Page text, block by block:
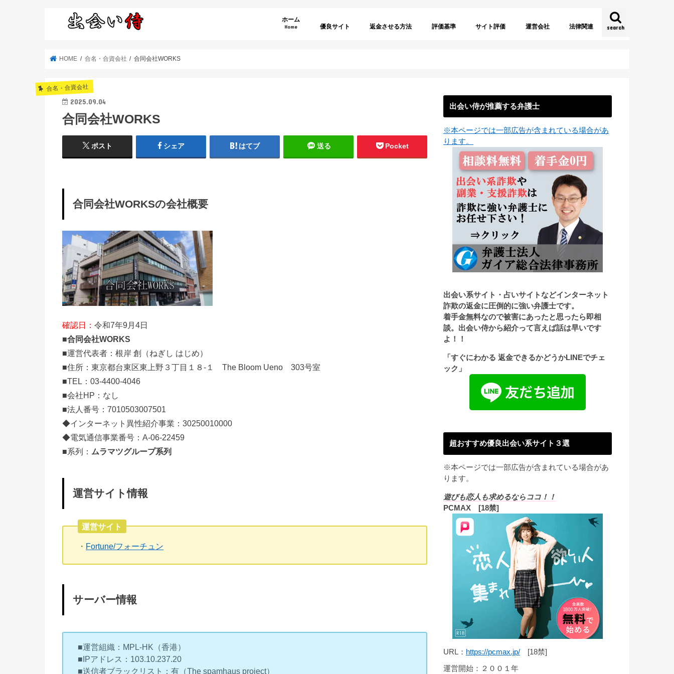
search
ホーム
Home 優良サイト 返金させる方法 評価基準 サイト評価 運営会社 法律関連
HOME 合名・合資会社 合同会社WORKS
合名・合資会社
2025.09.04
合同会社WORKS
ポスト シェア はてブ 送る Pocket
合同会社WORKSの会社概要
確認日： 令和7年9月4日
■合同会社WORKS
■運営代表者：根岸 創（ねぎし はじめ）
■住所：東京都台東区東上野３丁目１８-１ The Bloom Ueno 303号室
■TEL：03-4400-4046
■会社HP：なし
■法人番号：7010503007501
◆インターネット異性紹介事業：30250010000
◆電気通信事業番号：A-06-22459
■系列： ムラマツグループ系列
運営サイト情報
運営サイト
・ Fortune/フォーチュン
サーバー情報
■運営組織：MPL-HK（香港）
■IPアドレス：103.10.237.20
■送信者ブラックリスト：有（The spamhaus project）
出会い侍が推薦する弁護士
※本ページでは一部広告が含まれている場合があ
ります。
出会い系サイト・占いサイトなどインターネット
詐欺の返金に圧倒的に強い弁護士です。
着手金無料なので被害にあったと思ったら即相
談。出会い侍から紹介って言えば話は早いです
よ！！
「すぐにわかる 返金できるかどうかLINEでチェ
ック」
超おすすめ優良出会い系サイト３選
※本ページでは一部広告が含まれている場合があ
ります。
遊びも恋人も求めるならココ！！
PCMAX [18禁]
URL： https://pcmax.jp/ [18禁]
運営開始：２００１年